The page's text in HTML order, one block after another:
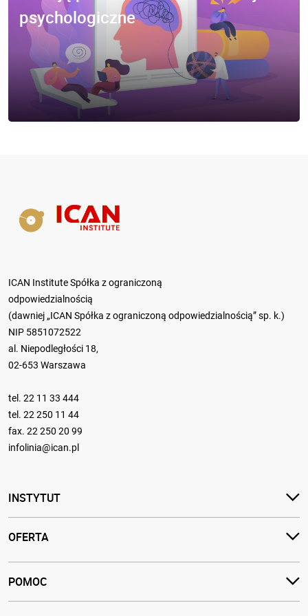
psychologiczne
ICAN Institute Spółka z ograniczoną
odpowiedzialnością
(dawniej „ICAN Spółka z ograniczoną odpowiedzialnością” sp. k.)
NIP 5851072522
al. Niepodległości 18,
02-653 Warszawa
tel. 22 11 33 444
tel. 22 250 11 44
fax. 22 250 20 99
infolinia@ican.pl
INSTYTUT
OFERTA
POMOC